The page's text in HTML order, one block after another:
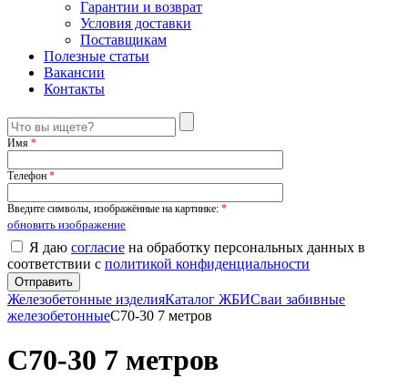
Гарантии и возврат
Условия доставки
Поставщикам
Полезные статьи
Вакансии
Контакты
Имя *
Телефон *
Введите символы, изображённые на картинке: *
обновить изображение
Я даю согласие на обработку персональных данных в
соответствии с политикой конфиденциальности
Железобетонные изделияКаталог ЖБИСваи забивные
железобетонныеС70-30 7 метров
С70-30 7 метров